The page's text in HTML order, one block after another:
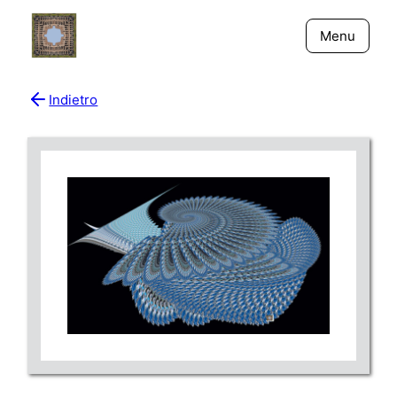
Menu
New York - Riflessi
Fiume Niger
Indietro